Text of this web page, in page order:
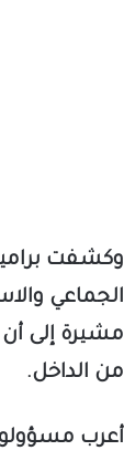
وكشفت
الجماعي
مشيرة إلى
من الداخل.
​أعرب